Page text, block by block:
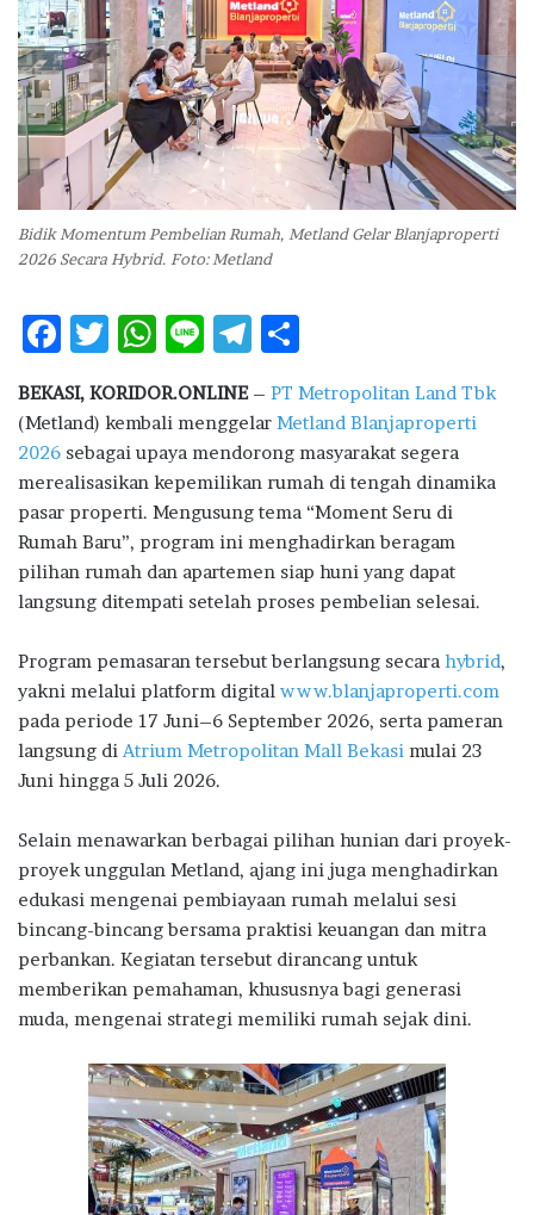
a
i
l
Bidik Momentum Pembelian Rumah, Metland Gelar Blanjaproperti
2026 Secara Hybrid. Foto: Metland
F
e
b
o
o
k
T
it
te
r
W
at
s
A
p
p
Li
e
T
e
g
ra
m
ar
e
BEKASI, KORIDOR.ONLINE– PT Metropolitan Land Tbk
(Metland) kembali menggelar Metland Blanjaproperti
2026 sebagai upaya mendorong masyarakat segera
merealisasikan kepemilikan rumah di tengah dinamika
pasar properti. Mengusung tema “Moment Seru di
Rumah Baru”, program ini menghadirkan beragam
pilihan rumah dan apartemen siap huni yang dapat
langsung ditempati setelah proses pembelian selesai.
Program pemasaran tersebut berlangsung secara hybrid,
yakni melalui platform digital www.blanjaproperti.com
pada periode 17 Juni–6 September 2026, serta pameran
langsung di Atrium Metropolitan Mall Bekasi mulai 23
Juni hingga 5 Juli 2026.
Selain menawarkan berbagai pilihan hunian dari proyek-
proyek unggulan Metland, ajang ini juga menghadirkan
edukasi mengenai pembiayaan rumah melalui sesi
bincang-bincang bersama praktisi keuangan dan mitra
perbankan. Kegiatan tersebut dirancang untuk
memberikan pemahaman, khususnya bagi generasi
muda, mengenai strategi memiliki rumah sejak dini.